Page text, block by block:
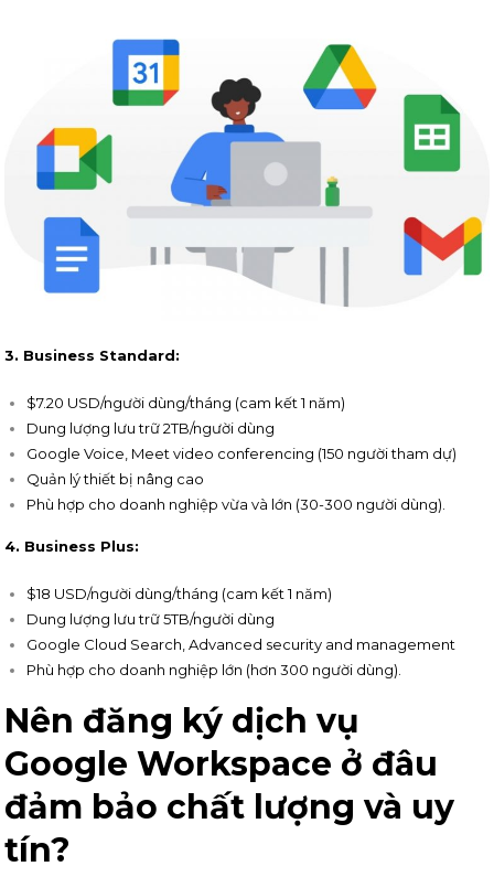
3. Business Standard:
$7.20 USD/người dùng/tháng (cam kết 1 năm)
Dung lượng lưu trữ 2TB/người dùng
Google Voice, Meet video conferencing (150 người tham dự)
Quản lý thiết bị nâng cao
Phù hợp cho doanh nghiệp vừa và lớn (30-300 người dùng).
4. Business Plus:
$18 USD/người dùng/tháng (cam kết 1 năm)
Dung lượng lưu trữ 5TB/người dùng
Google Cloud Search, Advanced security and management
Phù hợp cho doanh nghiệp lớn (hơn 300 người dùng).
Nên đăng ký dịch vụ
Google Workspace ở đâu
đảm bảo chất lượng và uy
tín?